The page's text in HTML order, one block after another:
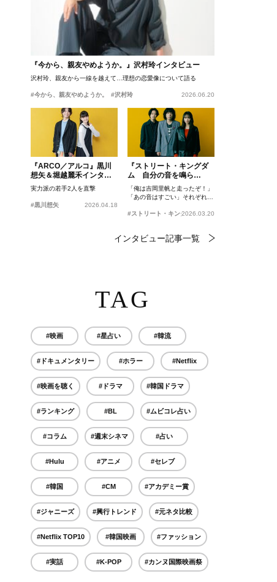
『今から、親友やめようか。』沢村玲インタビュー
沢村玲、親友から一線を越えて…理想の恋愛像について語る
#今から、親友やめようか。 #沢村玲 2026.06.20
『ARCO／アルコ』黒川
想矢＆堀越麗禾インタビ
ュー
実力派の若手2人を直撃
#黒川想矢 2026.04.18
『ストリート・キングダ
ム 自分の音を鳴ら
せ。』峯田和伸、若葉竜
也、吉岡里帆インタビュ
ー
「俺は吉岡里帆と走ったぞ！」
「あの音はすごい」それぞれの
#ストリート・キングダム 自分の音を鳴らせ。
2026.03.20
インタビュー記事一覧
TAG
#映画 #星占い #韓流
#ドキュメンタリー #ホラー #Netflix
#映画を聴く #ドラマ #韓国ドラマ
#ランキング #BL #ムビコレ占い
#コラム #週末シネマ #占い
#Hulu #アニメ #セレブ
#韓国 #CM #アカデミー賞
#ジャニーズ #興行トレンド #元ネタ比較
#Netflix TOP10 #韓国映画 #ファッション
#実話 #K-POP #カンヌ国際映画祭